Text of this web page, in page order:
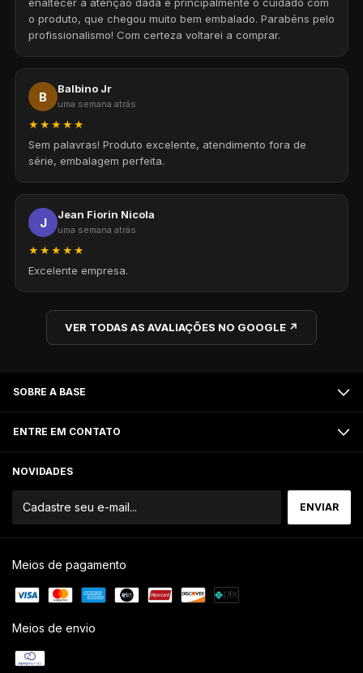
enaltecer a atenção dada e principalmente o cuidado com
o produto, que chegou muito bem embalado. Parabéns pelo
profissionalismo! Com certeza voltarei a comprar.
B
Balbino Jr
uma semana atrás
★★★★★
Sem palavras! Produto excelente, atendimento fora de
série, embalagem perfeita.
J
Jean Fiorin Nicola
uma semana atrás
★★★★★
Excelente empresa.
VER TODAS AS AVALIAÇÕES NO GOOGLE ↗
SOBRE A BASE
ENTRE EM CONTATO
NOVIDADES
Meios de pagamento
Meios de envio